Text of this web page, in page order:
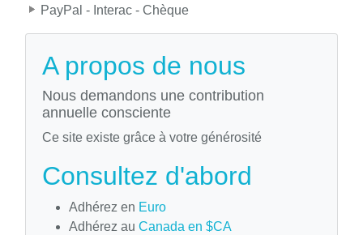
PayPal - Interac - Chèque
A propos de nous
Nous demandons une contribution
annuelle consciente
Ce site existe grâce à votre générosité
Consultez d'abord
Adhérez en Euro
Adhérez au Canada en $CA